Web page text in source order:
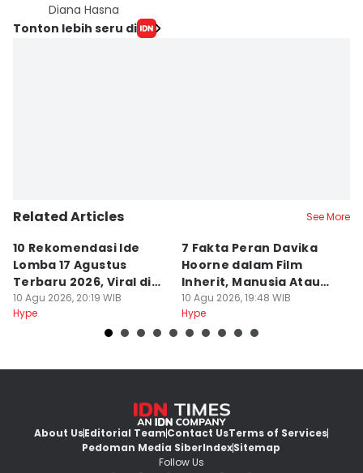
Diana Hasna
Tonton lebih seru di
Related Articles See More
10 Rekomendasi Ide
Lomba 17 Agustus
Terbaru 2026, Viral di
Tiktok
10 Agu 2026, 20:19 WIB
Hype
7 Fakta Peran Davika
Hoorne dalam Film
Inherit, Manusia Atau
Bukan?
10 Agu 2026, 19:48 WIB
Hype
About UsEditorial TeamContact UsTerms of Services
Pedoman Media SiberIndexSitemap
Follow Us